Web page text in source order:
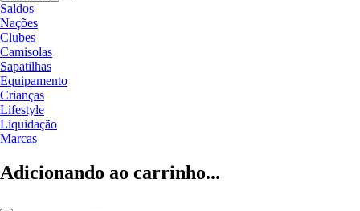
Saldos
Nações
Clubes
Camisolas
Sapatilhas
Equipamento
Crianças
Lifestyle
Liquidação
Marcas
Adicionando ao carrinho...